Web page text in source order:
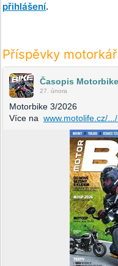
přihlášení.
Příspěvky
Časopis Motorbike
27. února
Motorbike 3/2026
Více na www.motolife.cz/